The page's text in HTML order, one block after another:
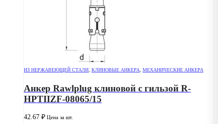
ИЗ НЕРЖАВЕЮЩЕЙ СТАЛИ, КЛИНОВЫЕ АНКЕРА, МЕХАНИЧЕСКИЕ АНКЕРА
Анкер Rawlplug клиновой с гильзой R-
HPTIIZF-08065/15
42.67 ₽ Цена за шт.